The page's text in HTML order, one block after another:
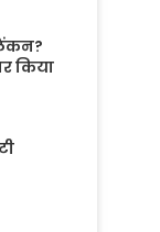
किया